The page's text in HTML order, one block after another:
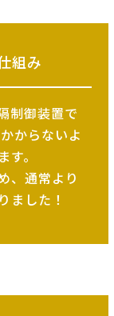
組み
制御装置で
からないよ
。
通常より
ました！